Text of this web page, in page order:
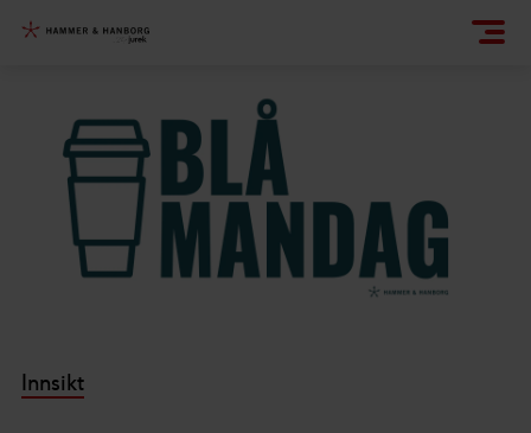
Innsikt